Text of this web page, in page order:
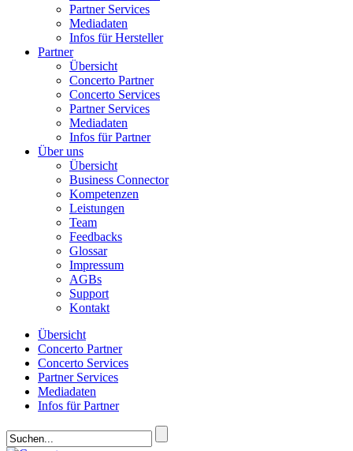
Partner Services
Mediadaten
Infos für Hersteller
Partner
Übersicht
Concerto Partner
Concerto Services
Partner Services
Mediadaten
Infos für Partner
Über uns
Übersicht
Business Connector
Kompetenzen
Leistungen
Team
Feedbacks
Glossar
Impressum
AGBs
Support
Kontakt
Übersicht
Concerto Partner
Concerto Services
Partner Services
Mediadaten
Infos für Partner